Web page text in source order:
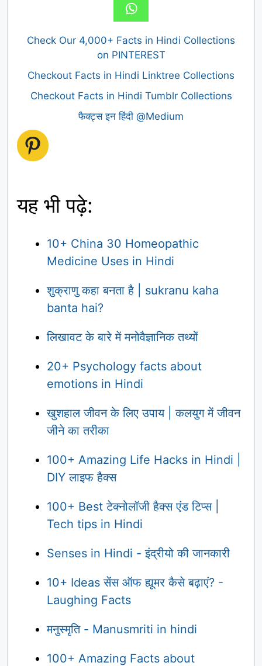
Check Our 4,000+ Facts in Hindi Collections
on PINTEREST
Checkout Facts in Hindi Linktree Collections
Checkout Facts in Hindi Tumblr Collections
फैक्ट्स इन हिंदी @Medium
Pinterest
यह भी पढ़े:
10+ China 30 Homeopathic
Medicine Uses in Hindi
शुक्राणु कहा बनता है | sukranu kaha
banta hai?
लिखावट के बारे में मनोवैज्ञानिक तथ्यों
20+ Psychology facts about
emotions in Hindi
खुशहाल जीवन के लिए उपाय | कलयुग में जीवन
जीने का तरीका
100+ Amazing Life Hacks in Hindi |
DIY लाइफ हैक्स
100+ Best टेक्नोलॉजी हैक्स एंड टिप्स |
Tech tips in Hindi
Senses in Hindi - इंद्रीयो की जानकारी
10+ Ideas सेंस ऑफ ह्यूमर कैसे बढ़ाएं? -
Laughing Facts
मनुस्मृति - Manusmriti in hindi
100+ Amazing Facts about